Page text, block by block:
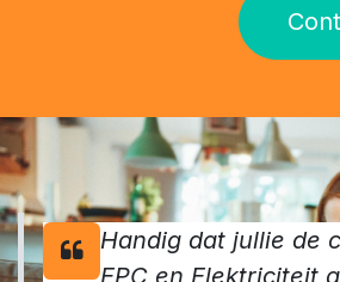
Handig dat jullie de
EPC en Elektriciteit